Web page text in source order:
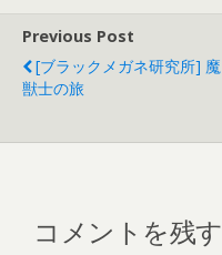
b
o
o
k
Previous Post
[ブラックメガネ研究所] 魔
獣士の旅
コメントを残す